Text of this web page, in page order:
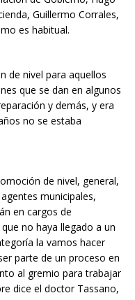
Guillermo Corrales,
es habitual.
de nivel para aquellos
que se dan en algunos
y demás, y era
no se estaba
de nivel, general,
municipales,
en cargos de
no haya llegado a un
la vamos hacer
parte de un proceso en
al gremio para trabajar
dice el doctor Tassano,